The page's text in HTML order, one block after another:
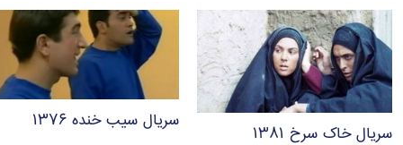
سریال خاک سرخ ۱۳۸۱
سریال سیب خنده ۱۳۷۶